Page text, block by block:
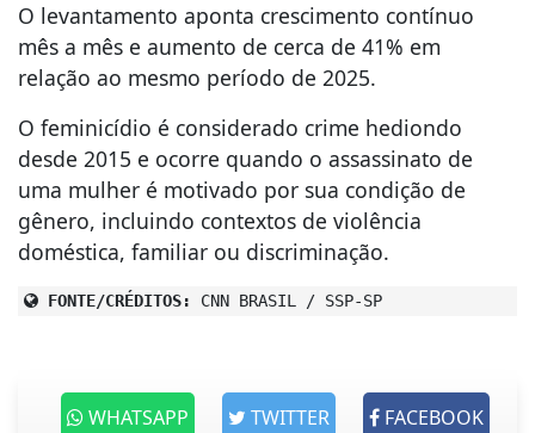
O levantamento aponta crescimento contínuo
mês a mês e aumento de cerca de 41% em
relação ao mesmo período de 2025.
O feminicídio é considerado crime hediondo
desde 2015 e ocorre quando o assassinato de
uma mulher é motivado por sua condição de
gênero, incluindo contextos de violência
doméstica, familiar ou discriminação.
FONTE/CRÉDITOS: CNN BRASIL / SSP-SP
FACEBOOK
TWITTER
WHATSAPP